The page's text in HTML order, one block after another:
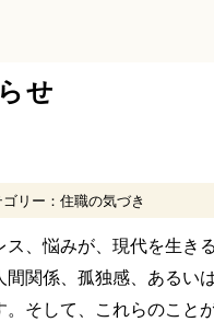
せ
ゴリー：住職の気づき
、悩みが、現代を生き
間関係、孤独感、あるい
。そして、これらのこと